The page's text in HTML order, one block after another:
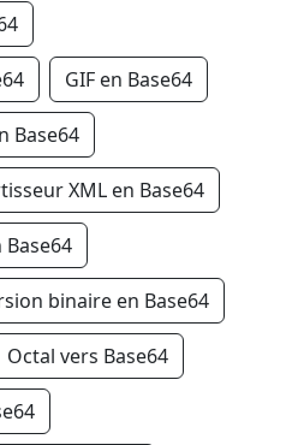
GIF en Base64
Base64
XML en Base64
Base64
binaire en Base64
Octal vers Base64